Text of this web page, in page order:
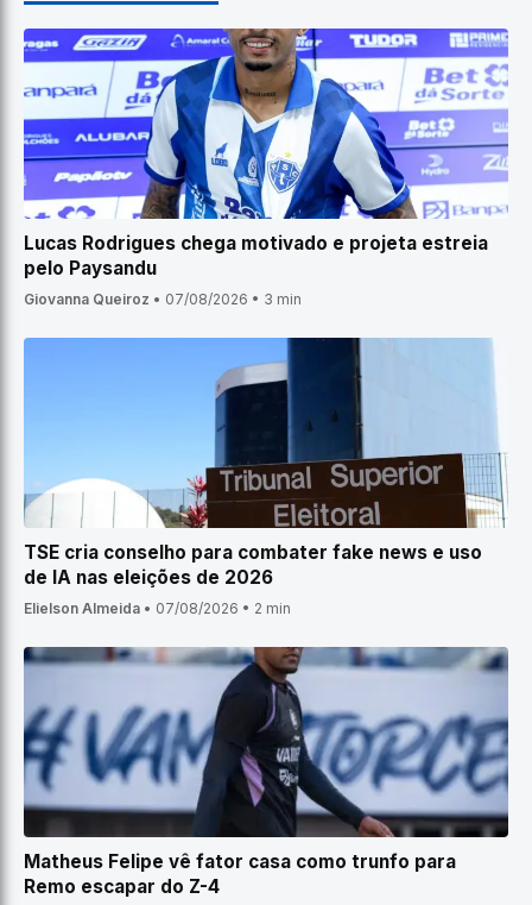
Lucas Rodrigues chega motivado e projeta estreia
pelo Paysandu
Giovanna Queiroz • 07/08/2026 • 3 min
TSE cria conselho para combater fake news e uso
de IA nas eleições de 2026
Elielson Almeida • 07/08/2026 • 2 min
Matheus Felipe vê fator casa como trunfo para
Remo escapar do Z-4